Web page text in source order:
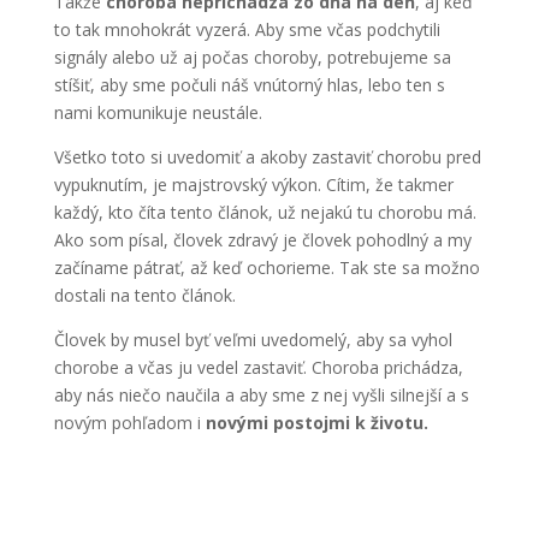
to tak mnohokrát vyzerá. Aby sme včas podchytili
signály alebo už aj počas choroby, potrebujeme sa
stíšiť, aby sme počuli náš vnútorný hlas, lebo ten s
nami komunikuje neustále.
Všetko toto si uvedomiť a akoby zastaviť chorobu pred
vypuknutím, je majstrovský výkon. Cítim, že takmer
každý, kto číta tento článok, už nejakú tu chorobu má.
Ako som písal, človek zdravý je človek pohodlný a my
začíname pátrať, až keď ochorieme. Tak ste sa možno
dostali na tento článok.
Človek by musel byť veľmi uvedomelý, aby sa vyhol
chorobe a včas ju vedel zastaviť. Choroba prichádza,
aby nás niečo naučila a aby sme z nej vyšli silnejší a s
novým pohľadom i novými postojmi k životu.